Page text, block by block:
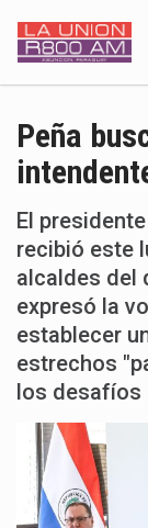
Peña
El
recibió este
alcaldes del
expresó la
establecer
estrechos
los desafíos